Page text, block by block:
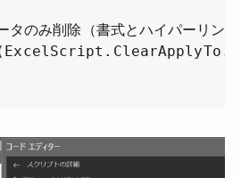
のみ削除（書式とハイパーリン